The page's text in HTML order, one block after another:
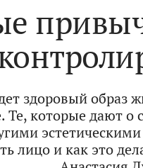
здоровый
которые дают о
лицо и как это